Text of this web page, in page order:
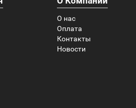
О нас
Оплата
Контакты
Новости